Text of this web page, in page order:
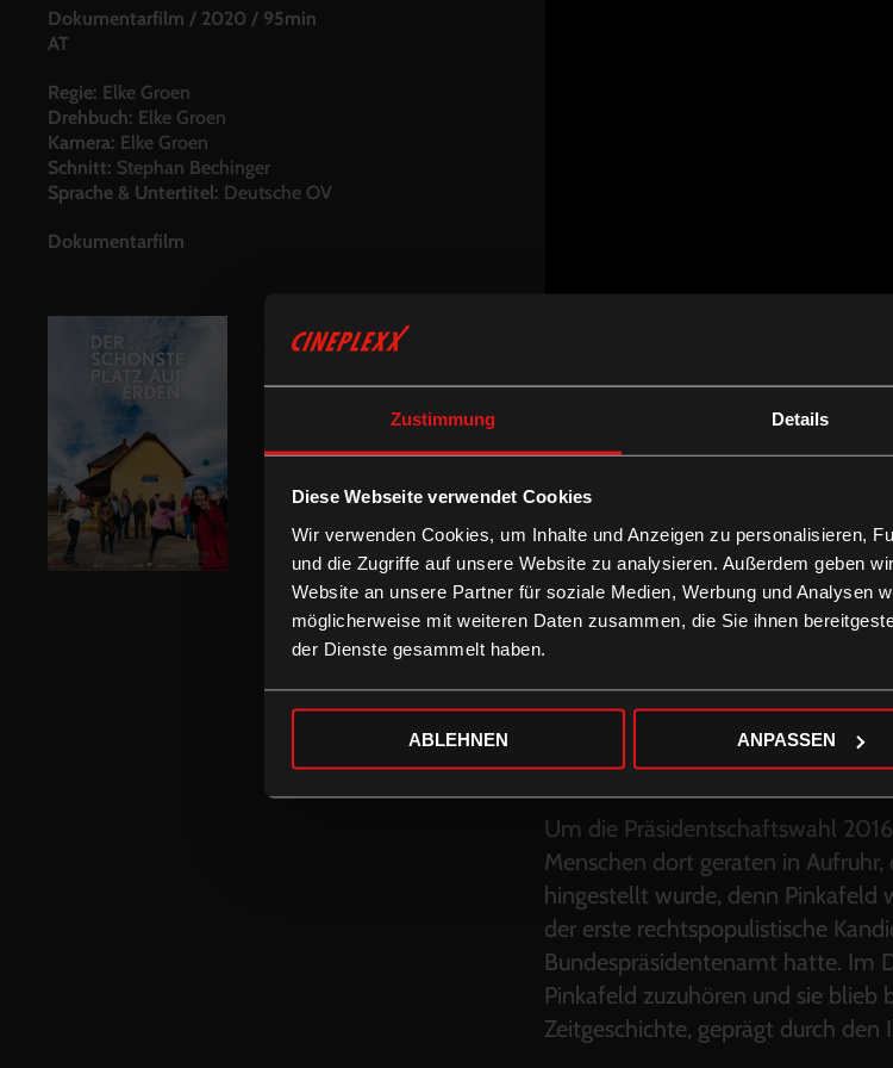
Zustimmung Details
Diese Webseite verwendet Cookies
Wir verwenden Cookies, um Inhalte und Anzeigen zu personalisieren,
und die Zugriffe auf unsere Website zu analysieren. Außerdem geben
Website an unsere Partner für soziale Medien, Werbung und Analysen
möglicherweise mit weiteren Daten zusammen, die Sie ihnen
der Dienste gesammelt haben.
ABLEHNEN ANPASSEN
Dokumentarfilm / 2020 / 95min
AT
Regie: Elke Groen
Drehbuch: Elke Groen
Kamera: Elke Groen
Schnitt: Stephan Bechinger
Sprache & Untertitel: Deutsche OV
Dokumentarfilm
Um die Präsidentschaftswahl
Menschen dort geraten in
hingestellt wurde, denn Pinkafeld
der erste rechtspopulistische
Bundespräsidentenamt hatte. Im
Pinkafeld zuzuhören und sie blieb
Zeitgeschichte, geprägt durch